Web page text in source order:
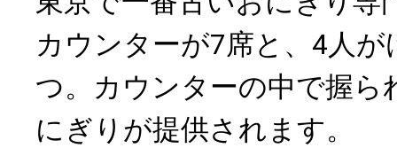
カウンターが7席と、4人
つ。カウンターの中で握ら
にぎりが提供されます。